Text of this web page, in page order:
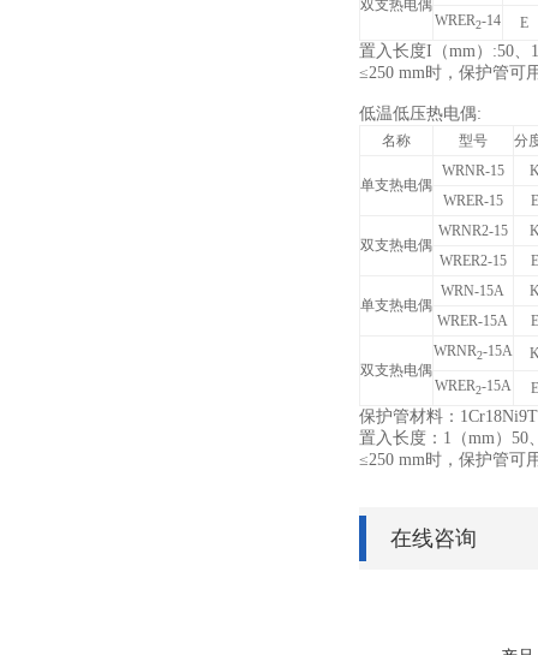
双支热电偶
WRER2-14 E
置入长度I（mm）:50、
≤250 mm时，保护管可
低温低压热电偶:
名称 型号 分
单支热电偶
WRNR-15
WRER-15
双支热电偶
WRNR2-15
WRER2-15
单支热电偶
WRN-15A
WRER-15A
双支热电偶
WRNR2-15A
WRER2-15A
保护管材料：
置入长度：1（mm）50
≤250 mm时，保护管可
在线咨询